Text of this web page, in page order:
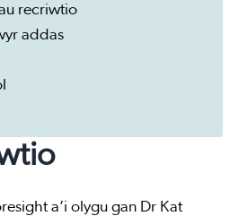
recriwtio
addas
a’i olygu gan Dr Kat